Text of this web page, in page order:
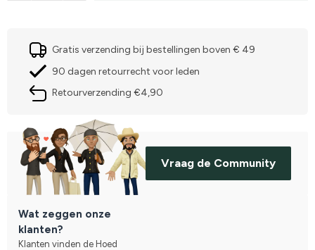
Gratis verzending bij bestellingen boven € 49
90 dagen retourrecht voor leden
Retourverzending €4,90
Vraag de Community
Wat zeggen onze
klanten?
Klanten vinden de Hoed